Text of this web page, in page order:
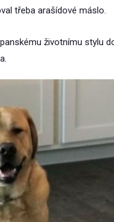
třeba arašídové máslo.
životnímu stylu